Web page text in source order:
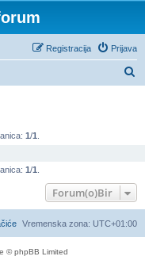
Prijava
Registracija
ž
i
1/1
1/1
Forum(o)Bir
Vremenska zona: UTC+01:00
© phpBB Limited